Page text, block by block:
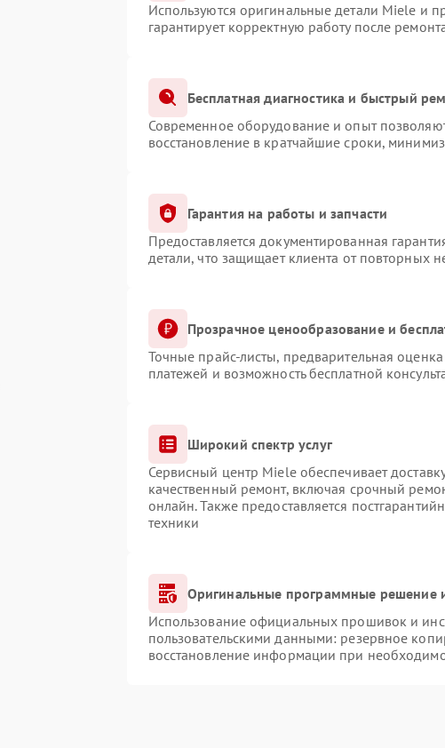
Используются оригинальные детали Miele и
гарантирует корректную работу после
Бесплатная диагностика и быстрый
Современное оборудование и опыт
восстановление в кратчайшие сроки,
Гарантия на работы и запчасти
Предоставляется документированная
детали, что защищает клиента от повторных
Прозрачное ценообразование и
Точные прайс-листы, предварительная
платежей и возможность бесплатной
Широкий спектр услуг
Сервисный центр Miele обеспечивает
качественный ремонт, включая срочный
онлайн. Также предоставляется
техники
Оригинальные программные решение
Использование официальных прошивок и
пользовательскими данными: резервное
восстановление информации при